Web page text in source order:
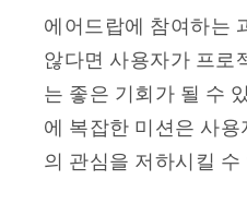
에어드랍에 참여하는
않다면 사용자가 프로
는 좋은 기회가 될 수
에 복잡한 미션은 사
의 관심을 저하시킬 수